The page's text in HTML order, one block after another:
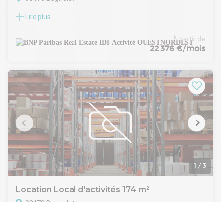
BAGNOLET (93)
D'ACTIVITES/ENTREPOTS (DIVISION POSSIBLE)
BNP Paribas Real Estate vous propose un bâtiment à usage
périphérique ainsi que du Métro M3 et bus.
Nous vous proposons, à la location, un bâtiment à usage
d'activités/entrepôts d'une surface d'env. 16.174 m² (division
possible : nous consulter).
Prestations techniques : hauteur libre de 3 mètres à 8
mètres environ, aire de manoeuvre, 3 portes d'accès à quai,
3 portes d'accès plain-pied (sectionnelles), 2 bornes
électriques, rampe(s) d'accès, mezzanine, accès tous
porteurs
Parkings VL intérieurs : 156 places
Le site est idéalement situé à proximité du Boulevard
périphérique "Porte de Bagnolet" ainsi que du métro M3
Lire plus
À partir de
22 376 €/mois
1 / 3
Location Local d'activités 174 m²